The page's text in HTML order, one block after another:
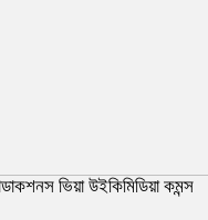
ভিয়া উইকিমিডিয়া কমন্স